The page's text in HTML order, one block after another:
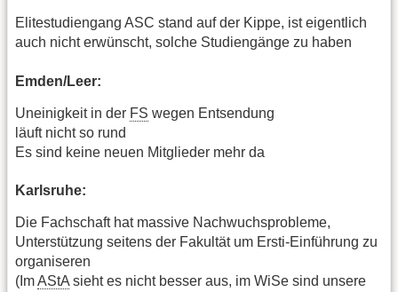
Elitestudiengang ASC stand auf der Kippe, ist eigentlich
auch nicht erwünscht, solche Studiengänge zu haben
Emden/Leer:
Uneinigkeit in der FS wegen Entsendung
läuft nicht so rund
Es sind keine neuen Mitglieder mehr da
Karlsruhe:
Die Fachschaft hat massive Nachwuchsprobleme,
Unterstützung seitens der Fakultät um Ersti-Einführung zu
organiseren
(ImAStA sieht es nicht besser aus, im WiSe sind unsere